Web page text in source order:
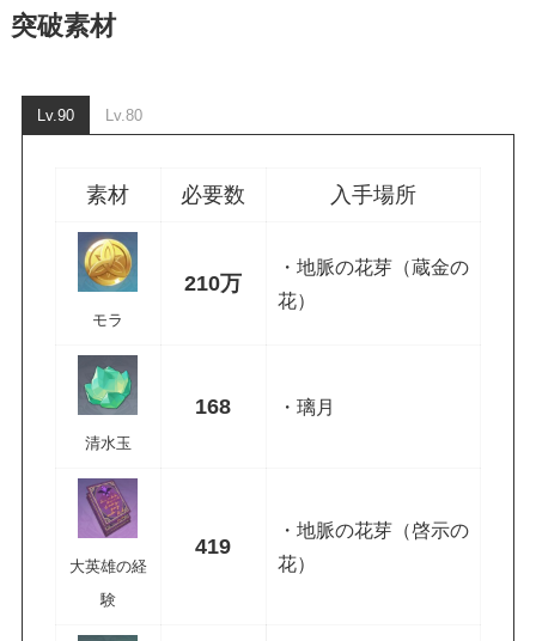
突破素材
Lv.90 Lv.80
素材 必要数 入手場所
モラ
210万
・地脈の花芽（蔵金の
花）
清水玉
168 ・璃月
大英雄の経
験
419
・地脈の花芽（啓示の
花）